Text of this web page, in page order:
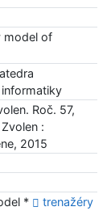
model of
Roč. 57,
:
2015
*
trenažéry